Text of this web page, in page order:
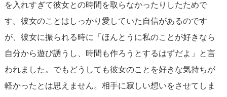
を入れすぎて彼女との時間を取らなかったりしたためで
す。彼女のことはしっかり愛していた自信があるのです
が、彼女に振られる時に「ほんとうに私のことが好きなら
自分から遊び誘うし、時間も作ろうとするはずだよ」と言
われました。でもどうしても彼女のことを好きな気持ちが
軽かったとは思えません。相手に寂しい想いをさせてしま